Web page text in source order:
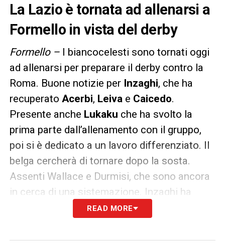
La Lazio è tornata ad allenarsi a
Formello in vista del derby
Formello –I biancocelesti sono tornati oggi
ad allenarsi per preparare il derby contro la
Roma. Buone notizie per Inzaghi, che ha
recuperato Acerbi, Leiva e Caicedo.
Presente anche Lukaku che ha svolto la
prima parte dall’allenamento con il gruppo,
poi si è dedicato a un lavoro differenziato. Il
belga cercherà di tornare dopo la sosta.
Assenti Wallace e Durmisi, che sono ancora
in cerca di una sistemazione. Inzaghi ha
effettuato diverse prove tattiche, ma ha
indicazioni. Contro laRomadovrebbe essere
READ MORE